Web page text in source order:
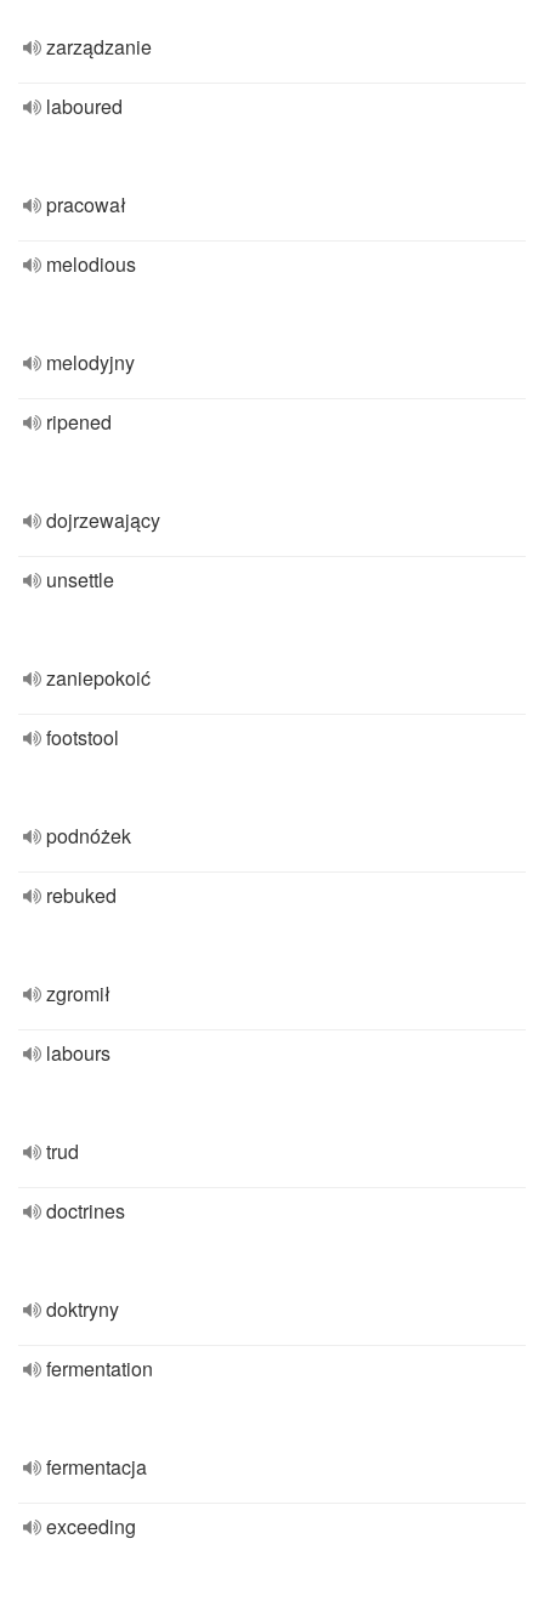
zarządzanie
laboured
pracował
melodious
melodyjny
ripened
dojrzewający
unsettle
zaniepokoić
footstool
podnóżek
rebuked
zgromił
labours
trud
doctrines
doktryny
fermentation
fermentacja
exceeding